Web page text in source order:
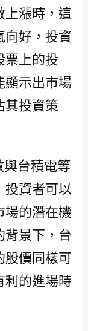
上漲時，這
向好，投資
票上的投
顯示出市場
其投資策
與台積電等
投資者可以
場的潛在機
背景下，台
股價同樣可
利的進場時